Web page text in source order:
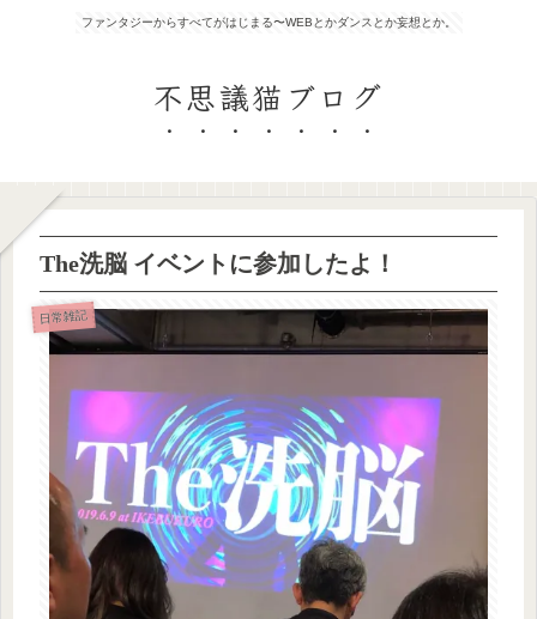
ファンタジーからすべてがはじまる〜WEBとかダンスとか妄想とか。
不思議猫ブログ
The洗脳 イベントに参加したよ！
日常雑記